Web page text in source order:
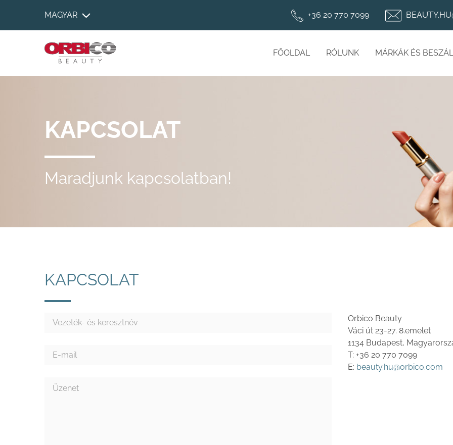
MAGYAR +36 20 770 7099
FŐOLDAL RÓLUNK MÁRKÁK ÉS
KAPCSOLAT
Maradjunk kapcsolatban!
KAPCSOLAT
Orbico Beauty
Váci út 23-27. 8.emelet
1134 Budapest,
T: +36 20 770 7099
E: beauty.hu@orbico.com